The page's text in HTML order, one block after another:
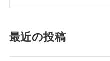
最近の投稿